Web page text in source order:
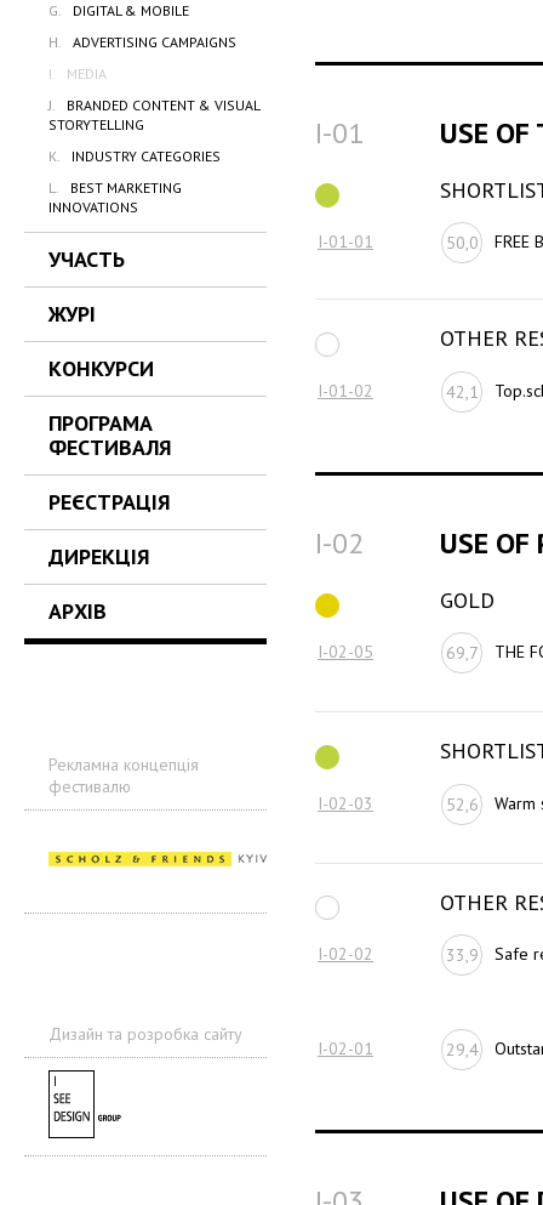
G.
DIGITAL & MOBILE
H.
ADVERTISING CAMPAIGNS
I.
MEDIA
J.
BRANDED CONTENT & VISUAL
STORYTELLING
K.
INDUSTRY CATEGORIES
L.
BEST MARKETING
INNOVATIONS
УЧАСТЬ
ЖУРІ
КОНКУРСИ
ПРОГРАМА
ФЕСТИВАЛЯ
РЕЄСТРАЦІЯ
ДИРЕКЦІЯ
АРХІВ
Рекламна концепція
фестивалю
Дизайн та розробка сайту
I-01 USE
I-01-01 50,0 FREE
OTHER
I-01-02 42,1
I-02 USE OF
GOLD
I-02-05 69,7 THE
I-02-03 52,6 Warm
OTHER
I-02-02 33,9 Safe
I-02-01 29,4